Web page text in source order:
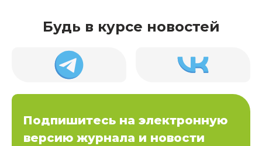
Будь в курсе новостей
Подпишитесь на электронную
версию журнала и новости